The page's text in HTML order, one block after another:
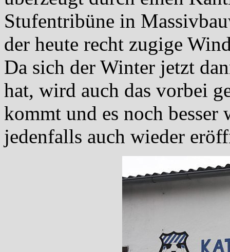
Stufentribüne in
der heute recht zugige
Da sich der Winter jetzt
hat, wird auch das vorbei
kommt und es noch
jedenfalls auch wieder